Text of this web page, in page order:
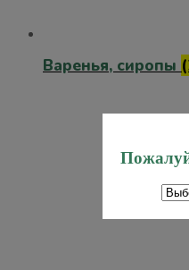
Варенья, сиропы